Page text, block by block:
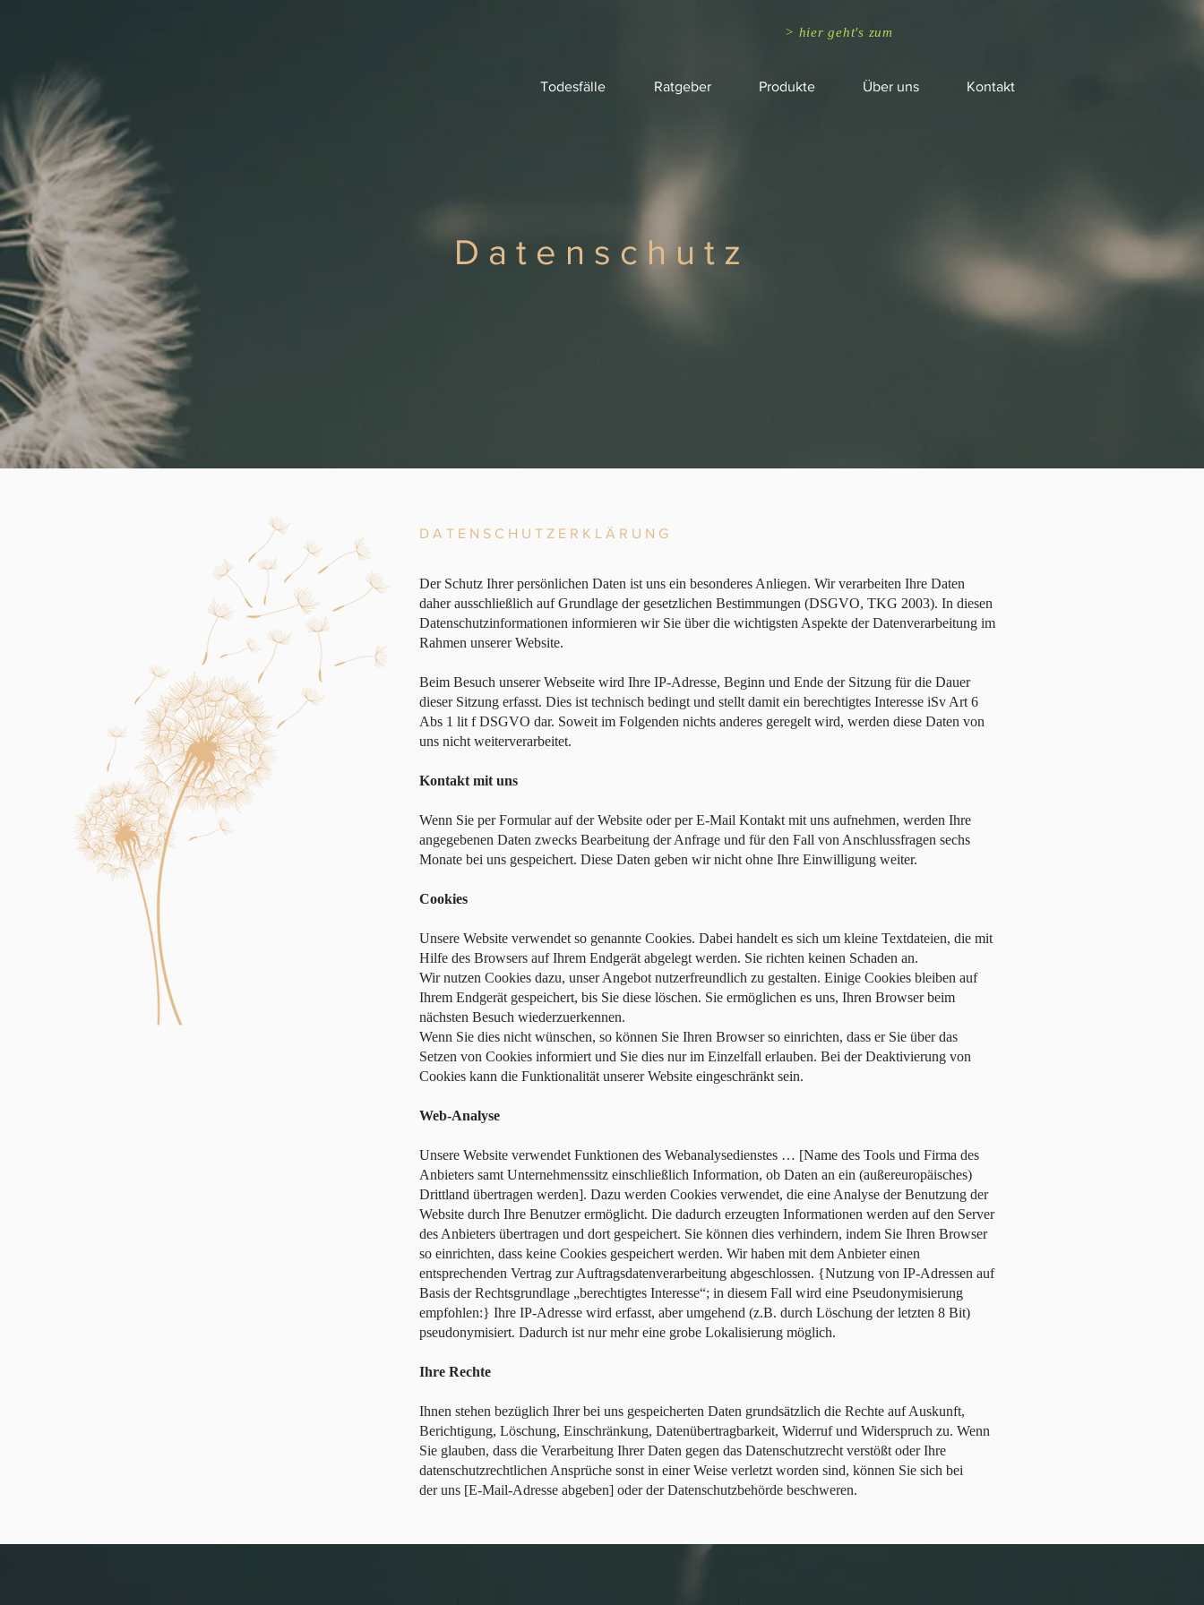
> hier geht's zum
Todesfälle Ratgeber Produkte Über uns Kontakt
Datenschutz
DATENSCHUTZERKLÄRUNG
Der Schutz Ihrer persönlichen Daten ist uns ein besonderes Anliegen. Wir verarbeiten Ihre Daten
daher ausschließlich auf Grundlage der gesetzlichen Bestimmungen (DSGVO, TKG 2003). In diesen
Datenschutzinformationen informieren wir Sie über die wichtigsten Aspekte der Datenverarbeitung im
Rahmen unserer Website.
Beim Besuch unserer Webseite wird Ihre IP-Adresse, Beginn und Ende der Sitzung für die Dauer
dieser Sitzung erfasst. Dies ist technisch bedingt und stellt damit ein berechtigtes Interesse iSv Art 6
Abs 1 lit f DSGVO dar. Soweit im Folgenden nichts anderes geregelt wird, werden diese Daten von
uns nicht weiterverarbeitet.
Kontakt mit uns
Wenn Sie per Formular auf der Website oder per E-Mail Kontakt mit uns aufnehmen, werden Ihre
angegebenen Daten zwecks Bearbeitung der Anfrage und für den Fall von Anschlussfragen sechs
Monate bei uns gespeichert. Diese Daten geben wir nicht ohne Ihre Einwilligung weiter.
Cookies
Unsere Website verwendet so genannte Cookies. Dabei handelt es sich um kleine Textdateien, die mit
Hilfe des Browsers auf Ihrem Endgerät abgelegt werden. Sie richten keinen Schaden an.
Wir nutzen Cookies dazu, unser Angebot nutzerfreundlich zu gestalten. Einige Cookies bleiben auf
Ihrem Endgerät gespeichert, bis Sie diese löschen. Sie ermöglichen es uns, Ihren Browser beim
nächsten Besuch wiederzuerkennen.
Wenn Sie dies nicht wünschen, so können Sie Ihren Browser so einrichten, dass er Sie über das
Setzen von Cookies informiert und Sie dies nur im Einzelfall erlauben. Bei der Deaktivierung von
Cookies kann die Funktionalität unserer Website eingeschränkt sein.
Web-Analyse
Unsere Website verwendet Funktionen des Webanalysedienstes … [Name des Tools und Firma des
Anbieters samt Unternehmenssitz einschließlich Information, ob Daten an ein (außereuropäisches)
Drittland übertragen werden]. Dazu werden Cookies verwendet, die eine Analyse der Benutzung der
Website durch Ihre Benutzer ermöglicht. Die dadurch erzeugten Informationen werden auf den Server
des Anbieters übertragen und dort gespeichert. Sie können dies verhindern, indem Sie Ihren Browser
so einrichten, dass keine Cookies gespeichert werden. Wir haben mit dem Anbieter einen
entsprechenden Vertrag zur Auftragsdatenverarbeitung abgeschlossen. {Nutzung von IP-Adressen auf
Basis der Rechtsgrundlage „berechtigtes Interesse“; in diesem Fall wird eine Pseudonymisierung
empfohlen:} Ihre IP-Adresse wird erfasst, aber umgehend (z.B. durch Löschung der letzten 8 Bit)
pseudonymisiert. Dadurch ist nur mehr eine grobe Lokalisierung möglich.
Ihre Rechte
Ihnen stehen bezüglich Ihrer bei uns gespeicherten Daten grundsätzlich die Rechte auf Auskunft,
Berichtigung, Löschung, Einschränkung, Datenübertragbarkeit, Widerruf und Widerspruch zu. Wenn
Sie glauben, dass die Verarbeitung Ihrer Daten gegen das Datenschutzrecht verstößt oder Ihre
datenschutzrechtlichen Ansprüche sonst in einer Weise verletzt worden sind, können Sie sich bei
der uns [E-Mail-Adresse abgeben] oder der Datenschutzbehörde beschweren.